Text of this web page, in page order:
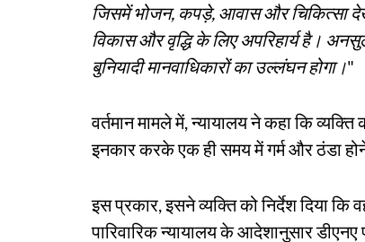
जिसमें भोजन, कपड़े, आवास और चिकित्सा
विकास और वृद्धि के लिए अपरिहार्य है।
बुनियादी मानवाधिकारों का उल्लंघन होगा।"
वर्तमान मामले में, न्यायालय ने कहा कि
इनकार करके एक ही समय में गर्म और ठंडा
इस प्रकार, इसने व्यक्ति को निर्देश दिया
पारिवारिक न्यायालय के आदेशानुसार डीएनए